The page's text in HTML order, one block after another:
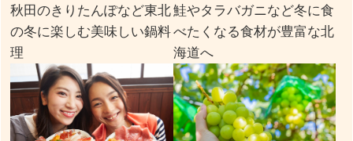
秋田のきりたんぽなど東北
の冬に楽しむ美味しい鍋料
理
鮭やタラバガニなど冬に食
べたくなる食材が豊富な北
海道へ